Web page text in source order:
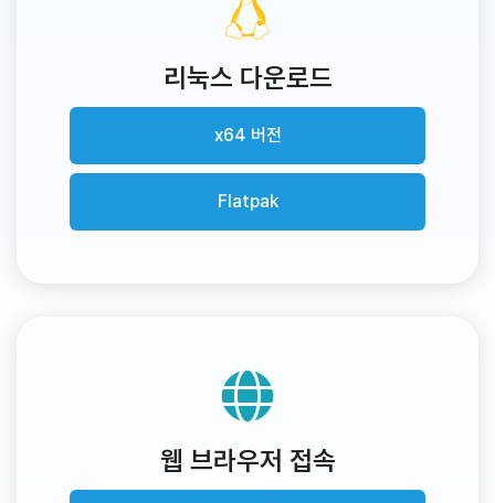
리눅스 다운로드
x64 버전
Flatpak
웹 브라우저 접속